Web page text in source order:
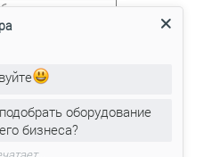
оборудование
бизнеса?